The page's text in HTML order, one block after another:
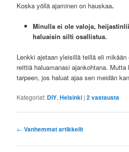
Koska yöllä ajaminen on hauskaa.
Minulla ei ole valoja,
haluaisin silti osallistua.
Lenkki ajetaan yleisillä teillä eli
reittiä haluamanasi ajankohtana.
tarpeen, jos haluat ajaa sen meidän
Kategoriat: DIY,Helsinki |2vastausta
Artikkelien
← Vanhemmat artikkelit